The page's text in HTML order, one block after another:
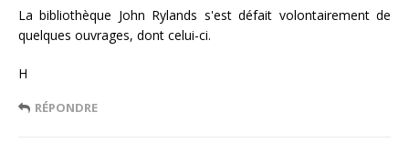
La bibliothèque John Rylands s'est défait volontairement de
quelques ouvrages, dont celui-ci.
H
RÉPONDRE